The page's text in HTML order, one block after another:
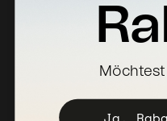
Specs Downloads
Vertriebspartner werden
Vertriebspolitik